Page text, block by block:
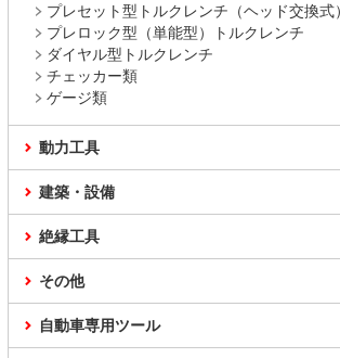
プレセット型トルクレンチ（ヘッド交換式）
プレロック型（単能型）トルクレンチ
ダイヤル型トルクレンチ
チェッカー類
ゲージ類
動力工具
建築・設備
絶縁工具
その他
自動車専用ツール